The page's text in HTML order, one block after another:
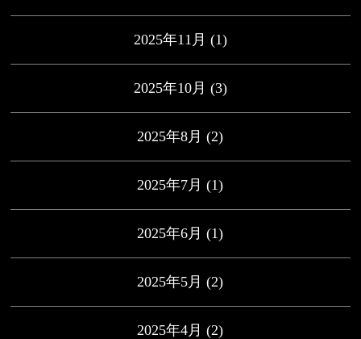
2025年11月 (1)
2025年10月 (3)
2025年8月 (2)
2025年7月 (1)
2025年6月 (1)
2025年5月 (2)
2025年4月 (2)